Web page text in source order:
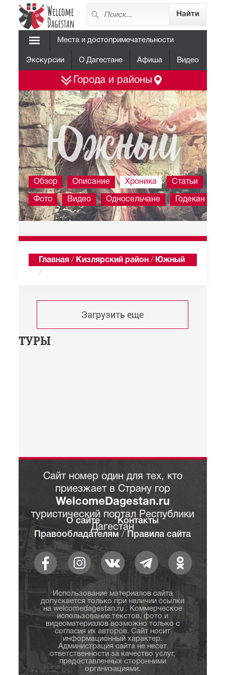
Места и достопримечательности
Экскурсии О Дагестане Афиша Видео
Города и районы
Южный
Обзор Описание Хроника Статьи
Фото Видео Односельчане Годекан
Главная / Кизлярский район / Южный
/
Загрузить еще
ТУРЫ
Сайт номер один для тех, кто
приезжает в Страну гор
WelcomeDagestan.ru
туристический портал Республики
Дагестан
О сайте
Контакты
Правообладателям / Правила сайта
Использование материалов сайта
допускается только при наличии ссылки
на welcomedagestan.ru . Коммерческое
использование текстов, фото и
видеоматериалов возможно только с
согласия их авторов. Сайт носит
информационный характер.
Администрация сайта не несет
ответственности за качество услуг,
предоставленных сторонними
организациями.